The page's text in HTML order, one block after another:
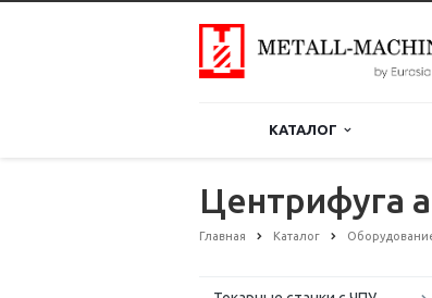
КАТАЛОГ
Центрифуга
Главная Каталог